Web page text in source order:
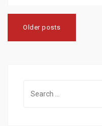
navigation
Older posts